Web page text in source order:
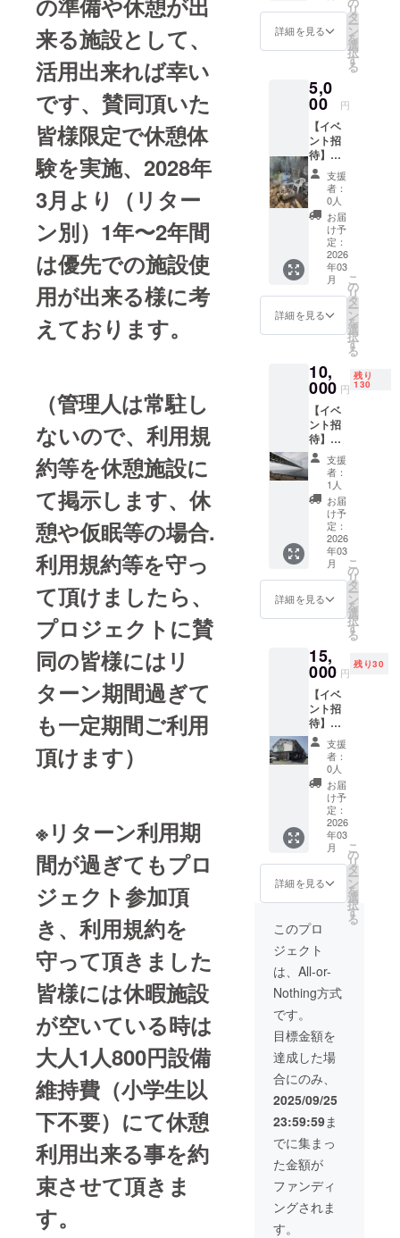
の準備や休憩が出
来る施設として、
活用出来れば幸い
です、賛同頂いた
皆様限定で休憩体
験を実施、2028年
3月より（リター
ン別）1年〜2年間
は優先での施設使
用が出来る様に考
えております。
（管理人は常駐し
ないので、利用規
約等を休憩施設に
て掲示します、休
憩や仮眠等の場合.
利用規約等を守っ
て頂けましたら、
プロジェクトに賛
同の皆様にはリ
ターン期間過ぎて
も一定期間ご利用
頂けます）
※リターン利用期
間が過ぎてもプロ
ジェクト参加頂
き、利用規約を
守って頂きました
皆様には休暇施設
が空いている時は
大人1人800円設備
維持費（小学生以
下不要）にて休憩
利用出来る事を約
束させて頂きま
す。
が、使いや
すい休憩施
若い世代に
も活用して
頂ければ幸
いです
トへの
氏名表
記 ・掲
載期
3月1日
から5年
間掲
載 ・
掲載方
法：文
字の
み、掲
載サイ
ズA4版
リター
ン別に
掲載 ・
注意事
項：支
援時、
必ず備
れるお
名前、
地域を
ご記入
くださ
い
：
ロゴや
バナー
などの
画像の
受け渡
しにつ
いて
は、プ
ロジェ
り
す
るメー
ルをご
確認く
ださ
い。 ・
場所：
兵庫県
淡路市
楠本字
場中
（休憩
施設
内） ・
様の交
通費、
各自で
ご負担
くださ
い。
詳細を見る
リ
タ
ー
ン
を
選
択
す
る
5,0
00 円
【イベ
ント招
待】・
5000円
のリ
ターン
休憩施
設の協
賛者
ネーム
プレー
トへの
氏名表
記 ・掲
載期
間：8年
から5年
間掲載
・掲載
方法：
文字の
み、掲
載サイ
ズA4版
リター
ン別に
掲載 ・
注意事
項：必
ず備考
欄に掲
載を希
望され
ださい
：
ロゴや
バナー
などの
画像の
受け渡
しにつ
いて
は、プ
ロジェ
クト終
了後に
お送り
する
メール
さい。
族で休
憩施設
体験半
日 10
時（1
回） ・
日程：
2026年
3月から
2027年
1年間予
定、 ・
場所：
兵庫県
淡路市
楠本字
場中
支援
者：
0人
お届
け予
定：
2026
年03
月
詳細を見る
こ
の
リ
タ
ー
ン
を
選
択
す
る
10,
000 円
残り
130
【イベ
ント招
待】
10000
円のリ
ターン
・休憩
施設へ
の支援
者の方
ネーム
プレー
トへの
氏名表
記 ・掲
載期
3月1日
から5年
間掲載
・掲載
方法：
文字の
み、掲
載サイ
ズA4版
リター
ン別に
掲載 ・
注意事
項：支
援時、
必ず備
考欄に
れるお
名前、
地域を
ご記入
くださ
い
ロゴや
バナー
などの
画像の
受け渡
しにつ
いて
は、プ
ロジェ
クト終
了後に
お送
り
支援
者：
1人
お届
け予
定：
2026
年03
月
詳細を見る
こ
の
リ
タ
ー
ン
を
選
択
す
る
15,
000 円
残り30
【イベ
ント招
待】
15000
円のリ
ターン
・休憩
施設へ
の支援
者の方
ネーム
プレー
トへの
氏名表
記 ・
2026年
3月より
5年間休
憩施設
への掲
示 ・掲
載期
から5年
間掲載
・掲載
方法：
文字の
み、掲
載サイ
ズA4版
リター
ン別に
掲載 ・
注意事
項：支
支援
者：
0人
お届
け予
定：
2026
年03
月
詳細を見る
こ
の
リ
タ
ー
ン
を
選
択
す
る
このプロ
ジェクト
は、All-or-
Nothing方式
です。
目標金額を
達成した場
合にのみ、
2025/09/25
23:59:59ま
でに集まっ
た金額が
ファンディ
ングされま
す。